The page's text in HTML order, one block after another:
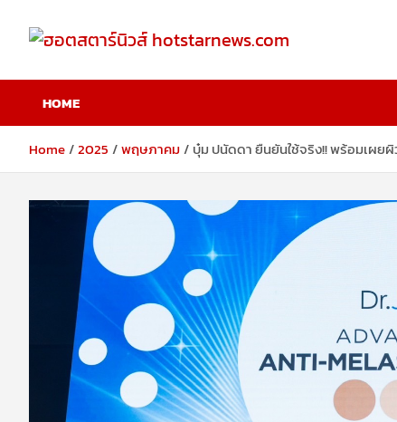
content
ฮอตสตาร์นิวส์
hotstarnews.com
HOME
Home 2025 พฤษภาคม บุ๋ม ปนัดดา ยืนยันใช้จริง!! พร้อมเผย